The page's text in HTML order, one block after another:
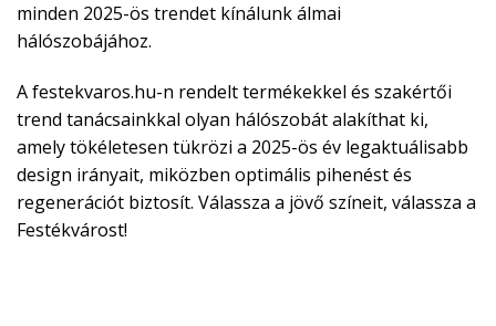
minden 2025-ös trendet kínálunk álmai
hálószobájához.
A festekvaros.hu-n rendelt termékekkel és szakértői
trend tanácsainkkal olyan hálószobát alakíthat ki,
amely tökéletesen tükrözi a 2025-ös év legaktuálisabb
design irányait, miközben optimális pihenést és
regenerációt biztosít. Válassza a jövő színeit, válassza a
Festékvárost!